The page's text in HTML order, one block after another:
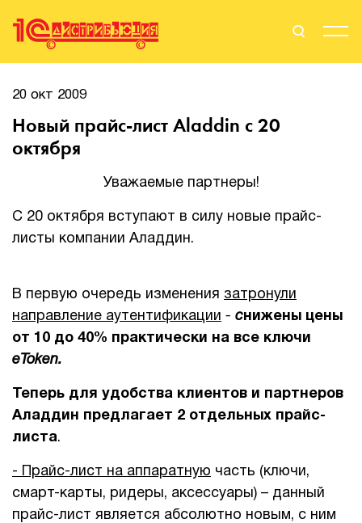
Поиск
Стать Партнером
Вендоры
События
Сервисы для партнеров
1Cофт
20 окт 2009
Новый прайс-лист Aladdin с 20
октября
Уважаемые партнеры!
С 20 октября вступают в силу новые прайс-
листы компании Аладдин.
В первую очередь изменения затронули
направление аутентификации - снижены цены
от 10 до 40% практически на все ключи
eToken.
Теперь для удобства клиентов и партнеров
Аладдин предлагает 2 отдельных прайс-
листа.
- Прайс-лист на аппаратную часть (ключи,
смарт-карты, ридеры, аксессуары) – данный
прайс-лист является абсолютно новым, с ним